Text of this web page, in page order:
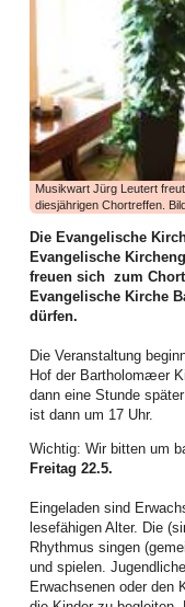
Was Frauen gemacht
gewesen ist, denn still ist
haben tatkräftig
Halbjahres lässt sich auf
Aktivitäten dokumentieren.
Die Frauenarbeit begann
Am zweiten
zur Vorbereitung des WGT
folgten der Einladung des
Einwohner kennenzulernen,
vertiefen, die Lieder
nigerianischen Frauen zu
Höhepunkt dieser
Zoom-Gespräch mit
in Ihitte befand und sein
Teilnehmerinnen waren
dem über 70.000 Menschen
erhalten, und die Schule,
wird, ist dann auch die
eingehoben worden.
Im Februar boten Frauen
der Mitarbeiterinnen der
als erwartet. Juliane
PME (progressive
Musikwart Jürg Leutert
diesjährigen Chortreffen.
Die Evangelische
Evangelische
freuen sich zum
Evangelische Kirche
dürfen.
Die Veranstaltung
Hof der Bartholomæer
dann eine Stunde
ist dann um 17 Uhr.
Wichtig: Wir bitten um
Freitag 22.5.
Eingeladen sind
lesefähigen Alter. Die
Rhythmus singen
und spielen.
Erwachsenen oder den